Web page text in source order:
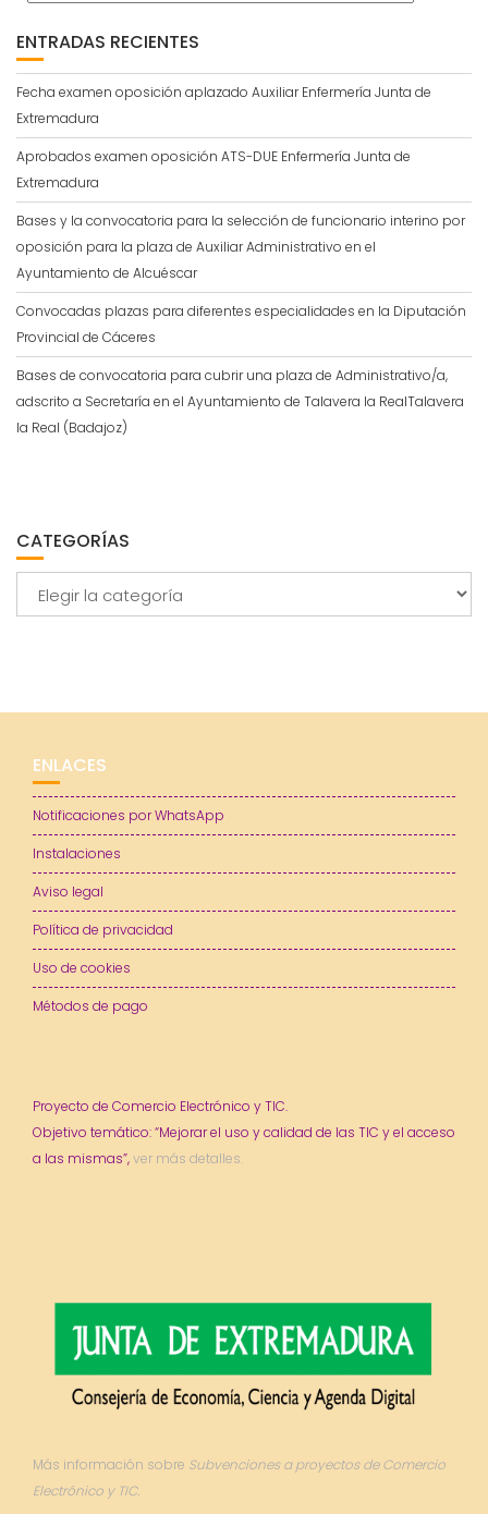
ENTRADAS RECIENTES
Fecha examen oposición aplazado Auxiliar Enfermería Junta de
Extremadura
Aprobados examen oposición ATS-DUE Enfermería Junta de
Extremadura
Bases y la convocatoria para la selección de funcionario interino por
oposición para la plaza de Auxiliar Administrativo en el
Ayuntamiento de Alcuéscar
Convocadas plazas para diferentes especialidades en la Diputación
Provincial de Cáceres
Bases de convocatoria para cubrir una plaza de Administrativo/a,
adscrito a Secretaría en el Ayuntamiento de Talavera la RealTalavera
la Real (Badajoz)
CATEGORÍAS
ENLACES
Notificaciones por WhatsApp
Instalaciones
Aviso legal
Política de privacidad
Uso de cookies
Métodos de pago
Proyecto de Comercio Electrónico y TIC.
Objetivo temático: “Mejorar el uso y calidad de las TIC y el acceso
a las mismas”,ver más detalles.
Más información sobre Subvenciones a proyectos de Comercio
Electrónico y TIC.